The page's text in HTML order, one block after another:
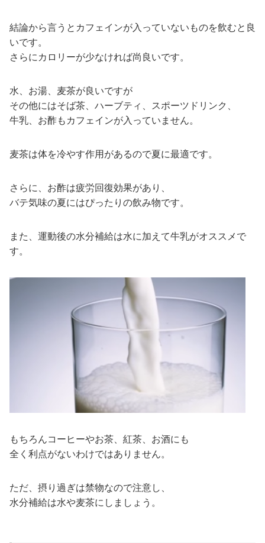
結論から言うとカフェインが入っていないものを飲むと良
いです。
さらにカロリーが少なければ尚良いです。
水、お湯、麦茶が良いですが
その他にはそば茶、ハーブティ、スポーツドリンク、
牛乳、お酢もカフェインが入っていません。
麦茶は体を冷やす作用があるので夏に最適です。
さらに、お酢は疲労回復効果があり、
バテ気味の夏にはぴったりの飲み物です。
また、運動後の水分補給は水に加えて牛乳がオススメで
す。
もちろんコーヒーやお茶、紅茶、お酒にも
全く利点がないわけではありません。
ただ、摂り過ぎは禁物なので注意し、
水分補給は水や麦茶にしましょう。